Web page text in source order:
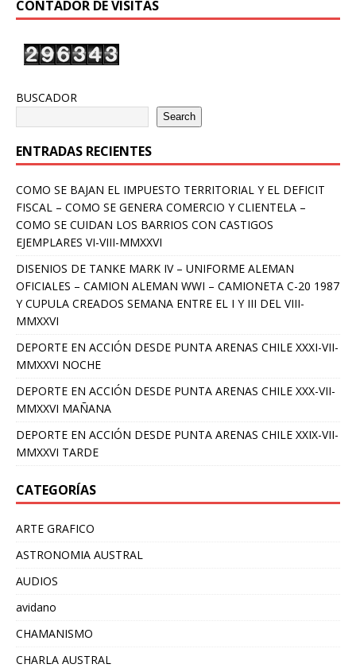
CONTADOR DE VISITAS
BUSCADOR
Search
ENTRADAS RECIENTES
COMO SE BAJAN EL IMPUESTO TERRITORIAL Y EL DEFICIT
FISCAL – COMO SE GENERA COMERCIO Y CLIENTELA –
COMO SE CUIDAN LOS BARRIOS CON CASTIGOS
EJEMPLARES VI-VIII-MMXXVI
DISENIOS DE TANKE MARK IV – UNIFORME ALEMAN
OFICIALES – CAMION ALEMAN WWI – CAMIONETA C-20 1987
Y CUPULA CREADOS SEMANA ENTRE EL I Y III DEL VIII-
MMXXVI
DEPORTE EN ACCIÓN DESDE PUNTA ARENAS CHILE XXXI-VII-
MMXXVI NOCHE
DEPORTE EN ACCIÓN DESDE PUNTA ARENAS CHILE XXX-VII-
MMXXVI MAÑANA
DEPORTE EN ACCIÓN DESDE PUNTA ARENAS CHILE XXIX-VII-
MMXXVI TARDE
CATEGORÍAS
ARTE GRAFICO
ASTRONOMIA AUSTRAL
AUDIOS
avidano
CHAMANISMO
CHARLA AUSTRAL